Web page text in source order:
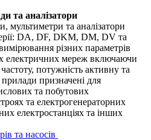
та аналізатори
мультиметри та аналізатори
DA, DF, DKM, DM, DV та
різних параметрів
електричних мереж включаючи
потужність активну та
призначені для
та побутових
та електрогенераторних
електростанціях та інших
та насосів